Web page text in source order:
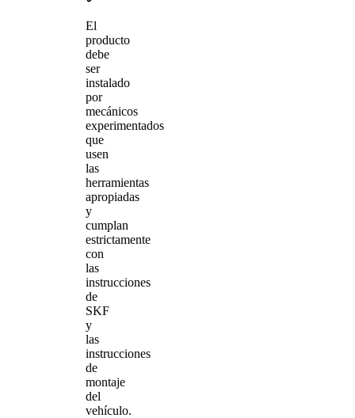
El
producto
debe
ser
instalado
por
mecánicos
experimentados
que
usen
las
herramientas
apropiadas
y
cumplan
estrictamente
con
las
instrucciones
de
SKF
y
las
instrucciones
de
montaje
del
vehículo.